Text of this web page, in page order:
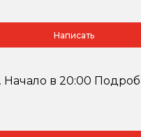
Написать
Начало в 20:00